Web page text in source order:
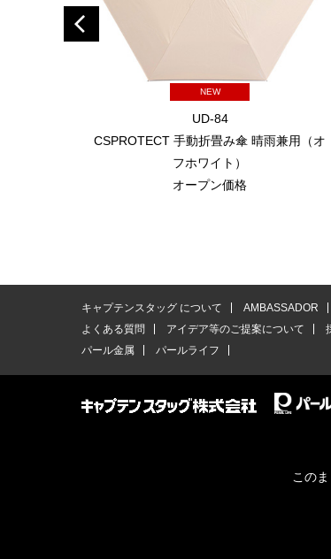
NEW
UD-84
CSPROTECT 手動折畳み傘 晴雨兼用（オ
フホワイト）
オープン価格
キャプテンスタッグ について AMBASSADOR
よくある質問
アイデア等のご提案について
パール金属
パールライフ
この